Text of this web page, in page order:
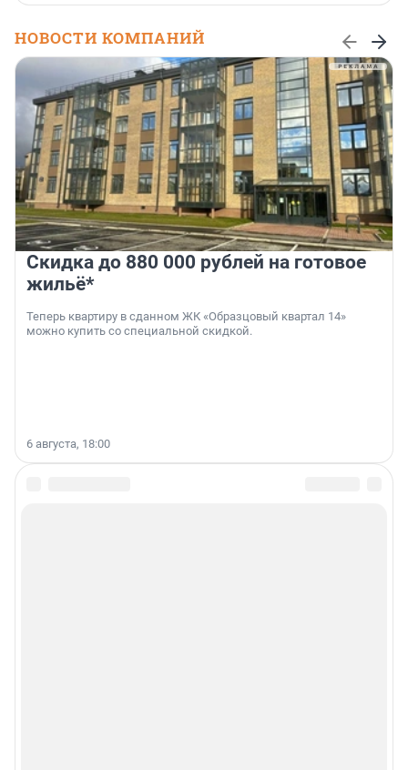
НОВОСТИ КОМПАНИЙ
Скидка до 880 000 рублей на готовое
жильё*
Теперь квартиру в сданном ЖК «Образцовый квартал 14»
можно купить со специальной скидкой.
6 августа, 18:00